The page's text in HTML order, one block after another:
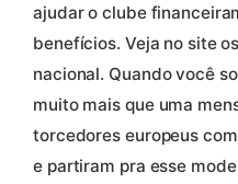
ajudar o clube
benefícios. Veja no site
nacional. Quando você
muito mais que uma
torcedores europeus
e partiram pra esse